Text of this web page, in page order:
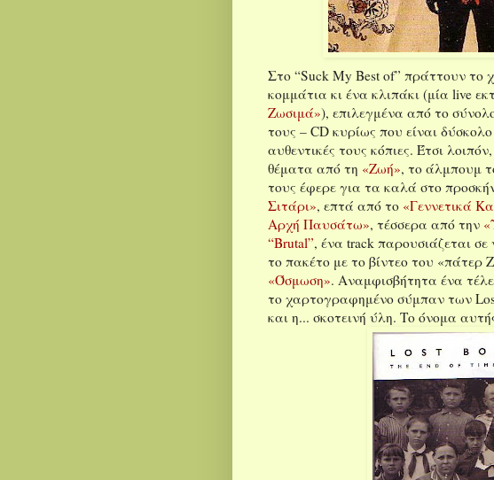
Στο “Suck My Best of” πράττουν το
κομμάτια κι ένα κλιπάκι (μία live
Ζωσιμά»), επιλεγμένα από το
τους – CD κυρίως που είναι
αυθεντικές τους κόπιες. Έτσι
θέματα από τη «Ζωή», το άλμπουμ
τους έφερε για τα καλά στο
Σιτάρι», επτά από το «Γεννετικά
Αρχή Παυσάτω», τέσσερα από την
“Brutal”, ένα track παρουσιάζεται σε
το πακέτο με το βίντεο του «πάτερ
«Όσμωση». Αναμφισβήτητα ένα
το χαρτογραφημένο σύμπαν των
και η... σκοτεινή ύλη. Το όνομα